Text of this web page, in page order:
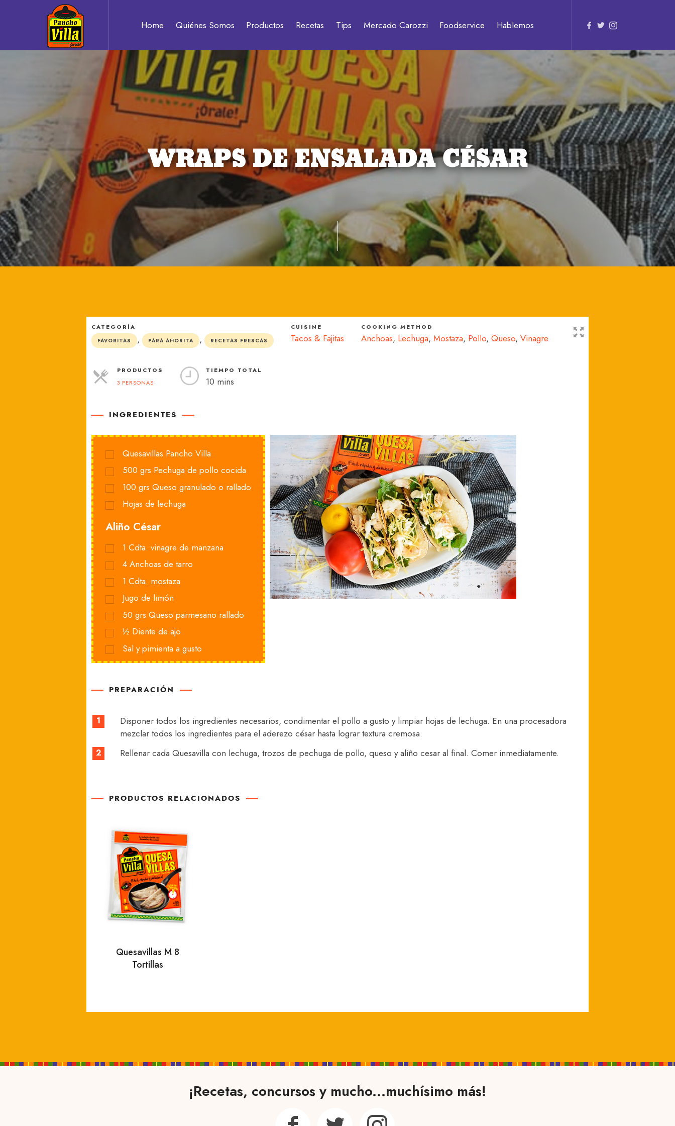
Pancho
México
Home Quiénes Somos Productos Recetas Tips Mercado Carozzi Foodservice Hablemos
WRAPS DE ENSALADA CÉSAR
CATEGORÍA
FAVORITAS , PARA AHORITA , RECETAS FRESCAS
CUISINE
Tacos & Fajitas
COOKING METHOD
Anchoas, Lechuga, Mostaza, Pollo, Queso, Vinagre
PRODUCTOS
3 PERSONAS
TIEMPO TOTAL
10 mins
INGREDIENTES
Quesavillas Pancho Villa
500 grs Pechuga de pollo cocida
100 grs Queso granulado o rallado
Hojas de lechuga
Aliño César
1 Cdta. vinagre de manzana
4 Anchoas de tarro
1 Cdta. mostaza
Jugo de limón
50 grs Queso parmesano rallado
½ Diente de ajo
Sal y pimienta a gusto
PREPARACIÓN
1
Disponer todos los ingredientes necesarios, condimentar el pollo a gusto y limpiar hojas de lechuga. En una procesadora
mezclar todos los ingredientes para el aderezo césar hasta lograr textura cremosa.
2 Rellenar cada Quesavilla con lechuga, trozos de pechuga de pollo, queso y aliño cesar al final. Comer inmediatamente.
PRODUCTOS RELACIONADOS
Quesavillas M 8
Tortillas
¡Recetas, concursos y mucho...muchísimo más!